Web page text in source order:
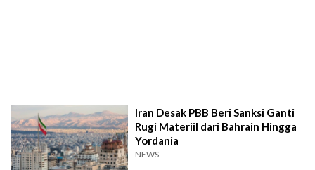
Iran Desak PBB Beri Sanksi Ganti
Rugi Materiil dari Bahrain Hingga
Yordania
NEWS